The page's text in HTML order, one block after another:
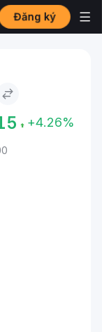
Đăng ký
to Arbitrum
+4.26%